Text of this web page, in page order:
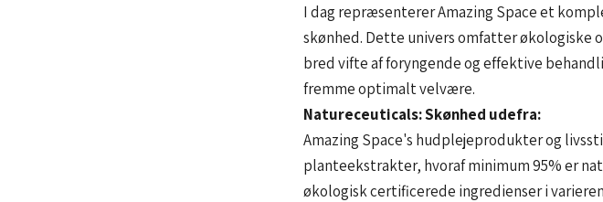
I dag repræsenterer Amazing Space et
skønhed. Dette univers omfatter økologiske
bred vifte af foryngende og effektive
fremme optimalt velvære.
Natureceuticals: Skønhed udefra:
Amazing Space's hudplejeprodukter og
planteekstrakter, hvoraf minimum 95% er
økologisk certificerede ingredienser i